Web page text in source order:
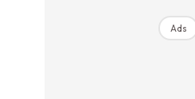
Ads